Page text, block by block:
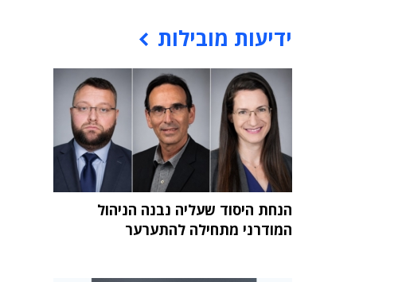
ידיעות מובילות
הנחת היסוד שעליה נבנה הניהול
המודרני מתחילה להתערער